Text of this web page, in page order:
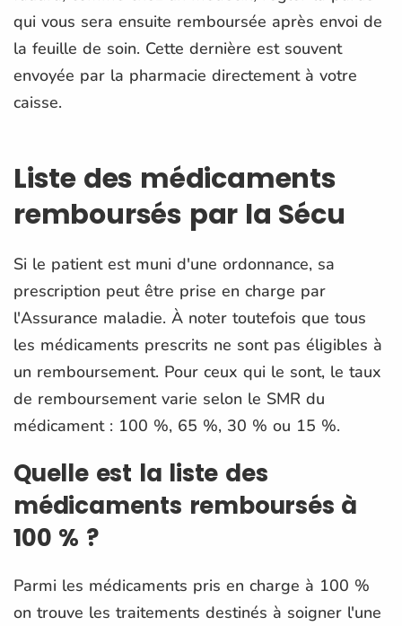
qui vous sera ensuite remboursée après envoi de
la feuille de soin. Cette dernière est souvent
envoyée par la pharmacie directement à votre
caisse.
Liste des médicaments
remboursés par la Sécu
Si le patient est muni d'une ordonnance, sa
prescription peut être prise en charge par
l'Assurance maladie. À noter toutefois que tous
les médicaments prescrits ne sont pas éligibles à
un remboursement. Pour ceux qui le sont, le taux
de remboursement varie selon le SMR du
médicament : 100 %, 65 %, 30 % ou 15 %.
Quelle est la liste des
médicaments remboursés à
100 % ?
Parmi les médicaments pris en charge à 100 %
on trouve les traitements destinés à soigner l'une